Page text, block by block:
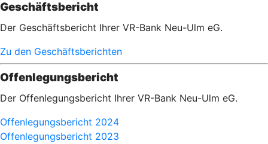
Geschäftsbericht
Der Geschäftsbericht Ihrer VR-Bank Neu-Ulm eG.
Zu den Geschäftsberichten
Offenlegungsbericht
Der Offenlegungsbericht Ihrer VR-Bank Neu-Ulm eG.
Offenlegungsbericht 2024
Offenlegungsbericht 2023